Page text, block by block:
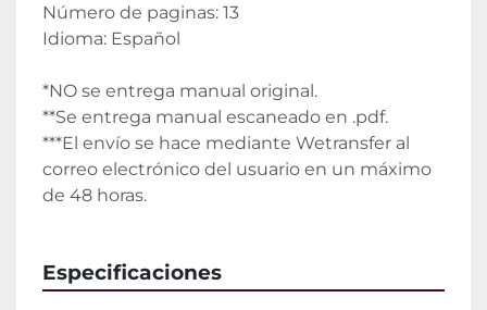
Número de paginas: 13
Idioma: Español
*NO se entrega manual original.
**Se entrega manual escaneado en .pdf.
***El envío se hace mediante Wetransfer al
correo electrónico del usuario en un máximo
de 48 horas.
Especificaciones